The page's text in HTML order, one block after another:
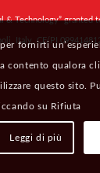
& Technology” granted
Italy, CF/PI
fornirti
contento qualora
questo sito.
su Rifiuta
Leggi di più